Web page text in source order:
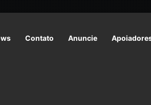
Contato Anuncie